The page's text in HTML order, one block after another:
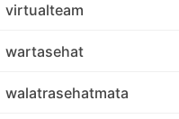
virtualteam
wartasehat
walatrasehatmata